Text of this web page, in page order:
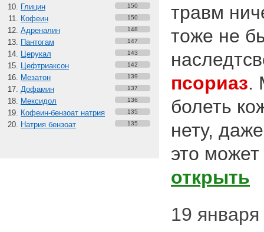
Глицин 150
Кофеин 150
Адреналин 148
Пантогам 147
Церукал 143
Цефтриаксон 142
Мезатон 139
Дофамин 137
Мексидол 136
Кофеин-бензоат натрия 135
Натрия бензоат 135
травм
тоже не
псориаз.
болеть
нету,
это
открыть
19